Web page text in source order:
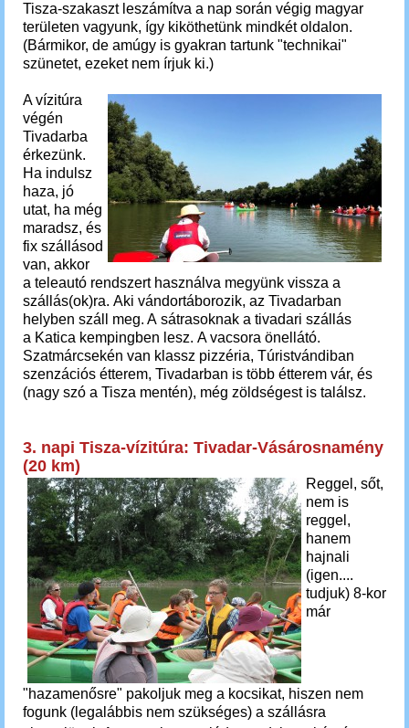
Tisza-szakaszt leszámítva a nap során végig magyar
területen vagyunk, így kiköthetünk mindkét oldalon.
(Bármikor, de amúgy is gyakran tartunk "technikai"
szünetet, ezeket nem írjuk ki.)
A vízitúra
végén
Tivadarba
érkezünk.
Ha indulsz
haza, jó
utat, ha még
maradsz, és
fix szállásod
van, akkor
a teleautó rendszert használva megyünk vissza a
szállás(ok)ra. Aki vándortáborozik, az Tivadarban
helyben száll meg. A sátrasoknak a tivadari szállás
a Katica kempingben lesz. A vacsora önellátó.
Szatmárcsekén van klassz pizzéria, Túristvándiban
szenzációs étterem, Tivadarban is több étterem vár, és
(nagy szó a Tisza mentén), még zöldségest is találsz.
3. napi Tisza-vízitúra: Tivadar-Vásárosnamény
(20 km)
Reggel, sőt,
nem is
reggel,
hanem
hajnali
(igen....
tudjuk) 8-kor
már
"hazamenősre" pakoljuk meg a kocsikat, hiszen nem
fogunk (legalábbis nem szükséges) a szállásra